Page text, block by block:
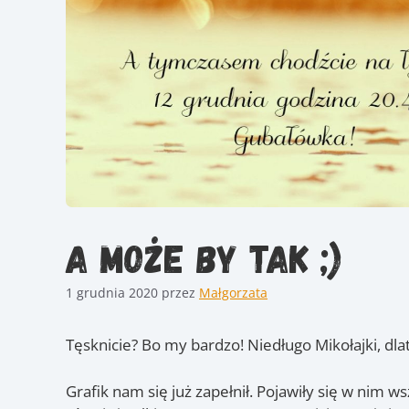
A może by tak ;)
1 grudnia 2020 przez Małgorzata
Tęsknicie? Bo my bardzo! Niedługo Mikołajki,
Grafik nam się już zapełnił. Pojawiły się w nim